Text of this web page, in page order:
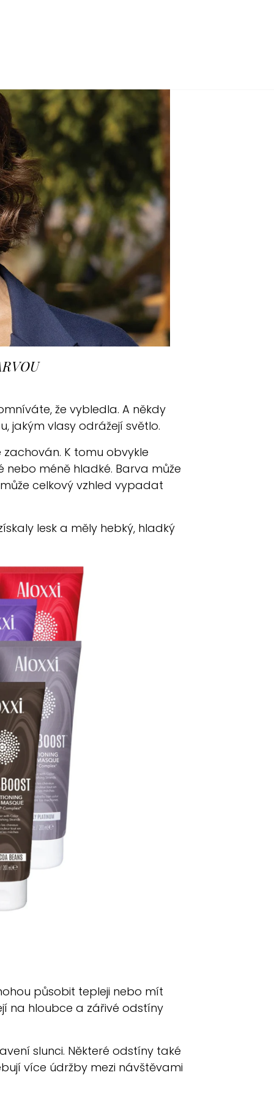
že vybledla. A někdy
jakým vlasy odrážejí světlo.
K tomu obvykle
nebo méně hladké. Barva může
celkový vzhled vypadat
lesk a měly hebký, hladký
působit tepleji nebo mít
na hloubce a zářivé odstíny
slunci. Některé odstíny také
více údržby mezi návštěvami